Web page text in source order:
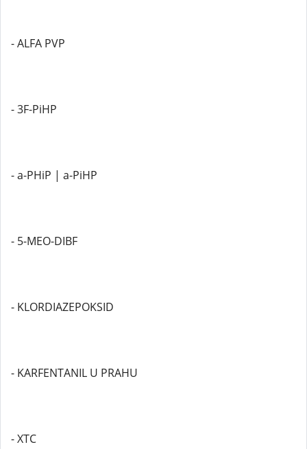
- ALFA PVP
- 3F-PiHP
- a-PHiP | a-PiHP
- 5-MEO-DIBF
- KLORDIAZEPOKSID
- KARFENTANIL U PRAHU
- XTC